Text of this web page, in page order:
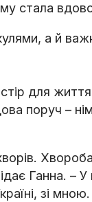
стала
а й
для
поруч –
Ганна. –
зі